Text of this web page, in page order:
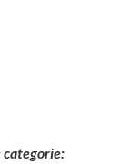
categorie: